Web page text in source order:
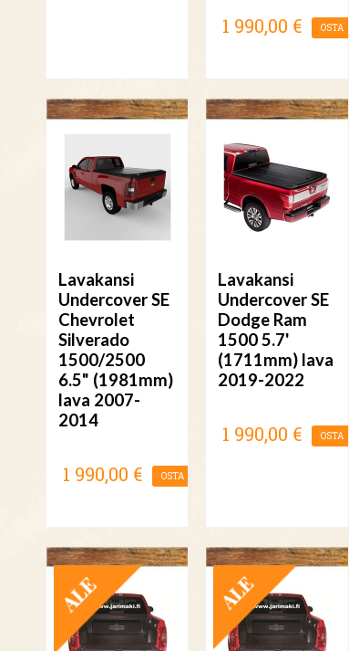
1 990,00 € OSTA
Lavakansi
Undercover SE
Chevrolet
Silverado
1500/2500
6.5" (1981mm)
lava 2007-
2014
1 990,00 € OSTA
Lavakansi
Undercover SE
Dodge Ram
1500 5.7'
(1711mm) lava
2019-2022
1 990,00 € OSTA
TARJOUS TARJOUS